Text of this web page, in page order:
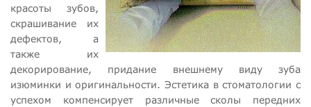
красоты зубов,
скрашивание их
дефектов, а
также их
декорирование, придание внешнему виду зуба
изюминки и оригинальности. Эстетика в стоматологии с
успехом компенсирует различные сколы передних